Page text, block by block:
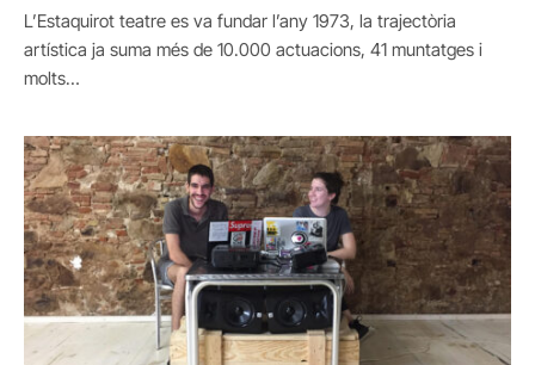
L’Estaquirot teatre es va fundar l’any 1973, la trajectòria
artística ja suma més de 10.000 actuacions, 41 muntatges i
molts…